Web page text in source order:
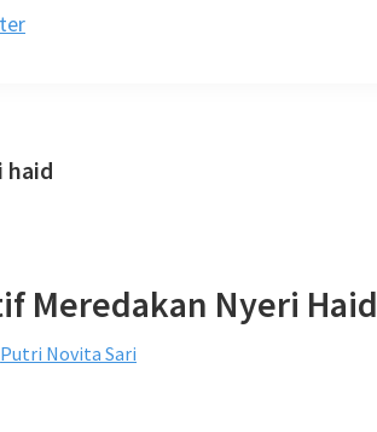
haid
Meredakan Nyeri Haid
Putri Novita Sari